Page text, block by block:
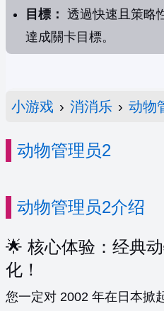
目標： 透過快速且策略
達成關卡目標。
小游戏 › 消消乐 › 动物
动物管理员2
动物管理员2介绍
🌟 核心体验：经典
化！
您一定对 2002 年在日本掀